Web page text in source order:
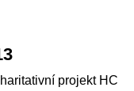
projekt HC